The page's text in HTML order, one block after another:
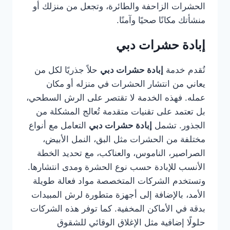
الحشرات الزاحفة والطائرة، وتجعل من منزلك أو
منشأتك مكانًا صحيًا وآمنًا.
إبادة حشرات دبي
تُقدم خدمة إبادة حشرات دبي حلاً جذريًا لكل من
يعاني من انتشار الحشرات في منزله أو مكان
عمله. فهذه الخدمة لا تقتصر على الرش السطحي،
بل تعتمد على تقنيات متقدمة تُعالج المشكلة من
الجذور. تشمل إبادة حشرات دبي التعامل مع أنواع
مختلفة من الحشرات مثل البق، النمل الأبيض،
الصراصير، الناموس، والعناكب، مع تحديد الخطة
الأنسب للإبادة حسب نوع الحشرة ومدى انتشارها.
وتستخدم الشركات المتخصصة مواد فعالة طويلة
الأمد، بالإضافة إلى أجهزة متطورة لرش المبيدات
بدقة في الأماكن المخفية. كما توفر هذه الشركات
حلولًا إضافية مثل الإغلاق الوقائي للشقوق